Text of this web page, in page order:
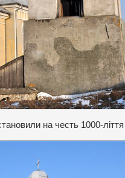
на честь 1000-